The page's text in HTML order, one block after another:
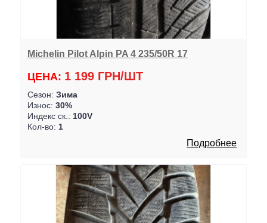
Michelin Pilot Alpin PA 4 235/50R 17
ЦЕНА: 1 199 ГРН/ШТ
Сезон: Зима
Износ: 30%
Индекс ск.: 100V
Кол-во: 1
Подробнее